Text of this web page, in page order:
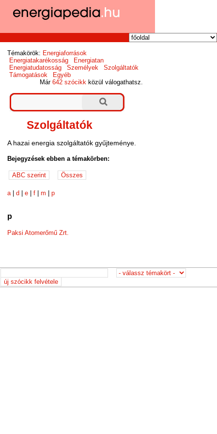
Témakörök: Energiaforrások
Energiatakarékosság
Energiatan
Energiatudatosság
Személyek
Szolgáltatók
Támogatások
Egyéb
Már642 szócikk közül válogathatsz.
Szolgáltatók
A hazai energia szolgáltatók gyűjteménye.
Bejegyzések ebben a témakörben:
a|d |e |f |m |p
p
Paksi Atomerőmű Zrt.